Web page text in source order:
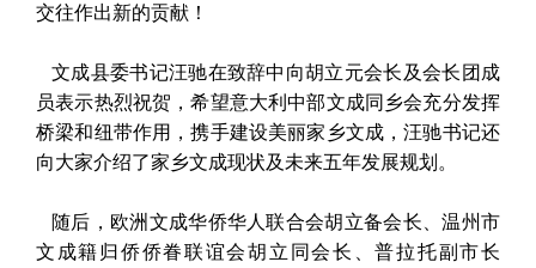
交往作出新的贡献！
文成县委书记汪驰在致辞中向胡立元会长及会长团成
员表示热烈祝贺，希望意大利中部文成同乡会充分发挥
桥梁和纽带作用，携手建设美丽家乡文成，汪驰书记还
向大家介绍了家乡文成现状及未来五年发展规划。
随后，欧洲文成华侨华人联合会胡立备会长、温州市
文成籍归侨侨眷联谊会胡立同会长、普拉托副市长